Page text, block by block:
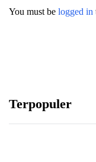
You must be logged in
Terpopuler